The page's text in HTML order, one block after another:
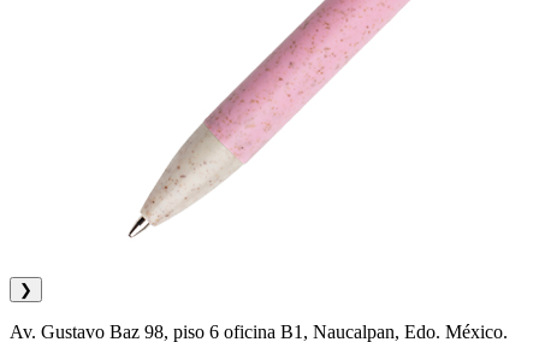
❯
Av. Gustavo Baz 98, piso 6 oficina B1, Naucalpan, Edo. México.